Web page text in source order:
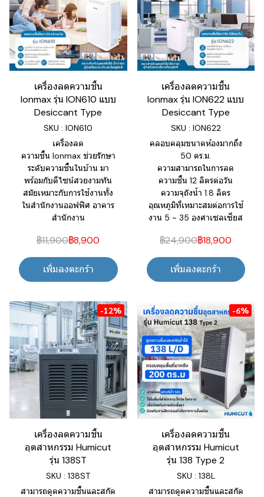
เครื่องลดความชื้น
Ionmax รุ่น ION610 แบบ
Desiccant Type
SKU : ION610
เครื่องลด
ความชื้น Ionmax ช่วยรักษา
ระดับความชื้นในบ้าน มา
พร้อมกับดีไซน์สวยงามทัน
สมัยเหมาะกับการใช้งานทั้ง
ในสำนักงานออฟฟิศ อาคาร
สำนักงาน
฿11,900฿8,900
เพิ่มลงตะกร้า
เครื่องลดความชื้น
Ionmax รุ่น ION622 แบบ
Desiccant Type
SKU : ION622
คลอบคลุมขนาดห้องมากถึง
50 ตร.ม.
ความสามารถในการลด
ความชื้น 12 ลิตรต่อวัน
ความจุถังน้ำ 1.8 ลิตร
อุณหภูมิที่เหมาะสมต่อการใช้
งาน 5 ~ 35 องศาเซลเซียส
฿24,900฿18,900
เพิ่มลงตะกร้า
-12%
เครื่องลดความชื้น
อุตสาหกรรม Humicut
รุ่น 138ST
SKU : 138ST
สามารถดูดความชื้นและสกัด
-6%
เครื่องลดความชื้น
อุตสาหกรรม Humicut
รุ่น 138 Type 2
SKU : 138L
สามารถดูดความชื้นและสกัด